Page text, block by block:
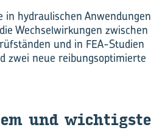
hydraulischen Anwendungen
Wechselwirkungen zwischen
und in FEA-Studien
zwei neue reibungsoptimierte
und wich­tigs­te